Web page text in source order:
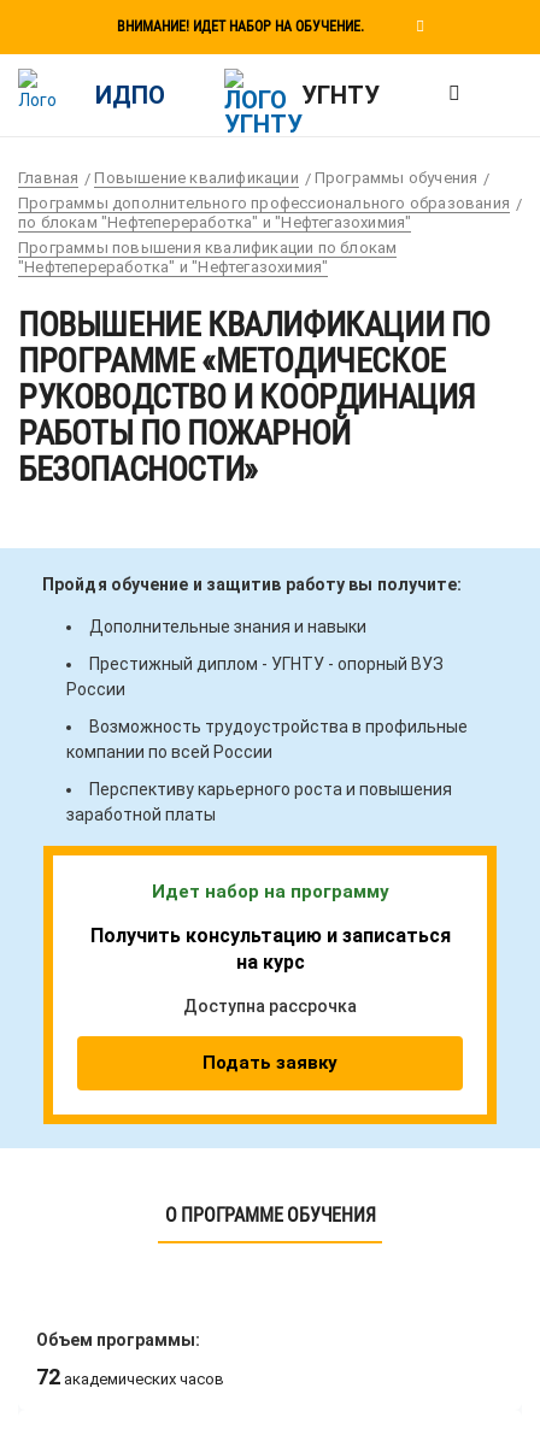
ВНИМАНИЕ! ИДЕТ НАБОР НА ОБУЧЕНИЕ.
ИДПО УГНТУ
Главная Повышение квалификации
Программы обучения
Программы дополнительного профессионального образования
по блокам "Нефтепереработка" и "Нефтегазохимия"
Программы повышения квалификации по блокам
"Нефтепереработка" и "Нефтегазохимия"
ПОВЫШЕНИЕ КВАЛИФИКАЦИИ ПО
ПРОГРАММЕ «МЕТОДИЧЕСКОЕ
РУКОВОДСТВО И КООРДИНАЦИЯ
РАБОТЫ ПО ПОЖАРНОЙ
БЕЗОПАСНОСТИ»
Пройдя обучение и защитив работу вы получите:
Дополнительные знания и навыки
Престижный диплом - УГНТУ - опорный ВУЗ
России
Возможность трудоустройства в профильные
компании по всей России
Перспективу карьерного роста и повышения
заработной платы
Идет набор на программу
Получить консультацию и записаться
на курс
Доступна рассрочка
Подать заявку
О ПРОГРАММЕ ОБУЧЕНИЯ
Объем программы:
72 академических часов